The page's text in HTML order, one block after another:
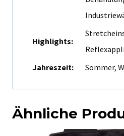
Highlights:
Jahreszeit:
Sommer,
Ähnliche